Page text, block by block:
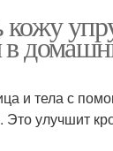
кожу
в
и тела с
Это улучшит